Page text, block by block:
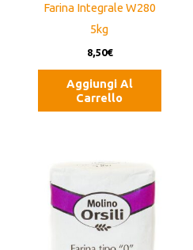
Farina Integrale W280
5kg
8,50€
Aggiungi Al
Carrello